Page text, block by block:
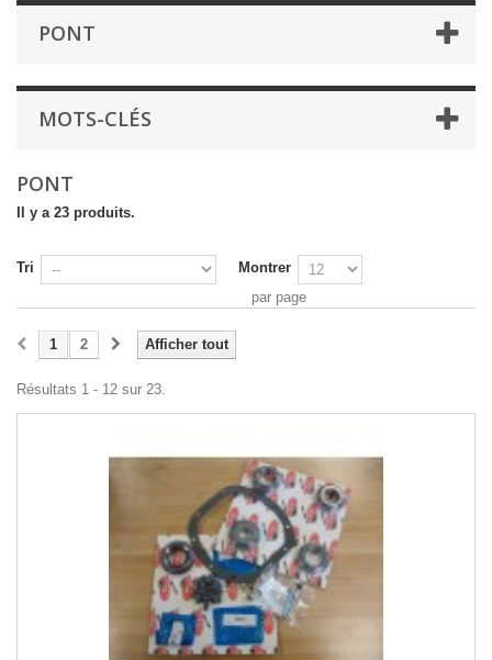
PONT
MOTS-CLÉS
PONT
Il y a 23 produits.
Tri
Montrer
par page
Afficher tout
1 2
Résultats 1 - 12 sur 23.